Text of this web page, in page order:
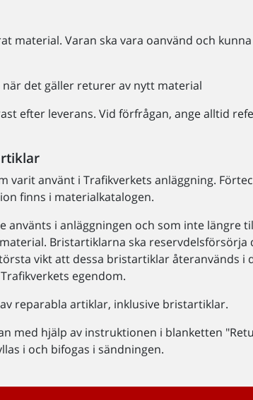
material. Varan ska vara oanvänd och kunna
det gäller returer av nytt material
efter leverans. Vid förfrågan, ange alltid
varit använt i Trafikverkets anläggning.
finns i materialkatalogen.
i anläggningen och som inte längre
Bristartiklarna ska reservdelsförsörja
vikt att dessa bristartiklar återanvänds i
egendom.
reparabla artiklar, inklusive bristartiklar.
med hjälp av instruktionen i blanketten
i och bifogas i sändningen.